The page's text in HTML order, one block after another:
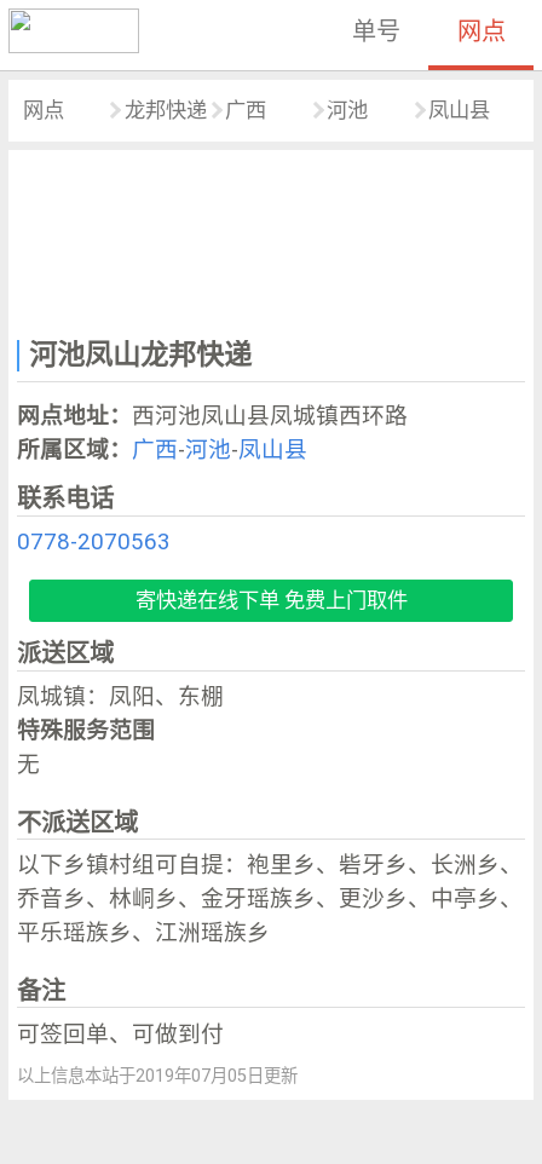
单号 网点
网点 龙邦快递 广西 河池 凤山县
河池凤山龙邦快递
网点地址： 西河池凤山县凤城镇西环路
所属区域： 广西-河池-凤山县
联系电话
0778-2070563
寄快递在线下单 免费上门取件
派送区域
凤城镇：凤阳、东棚
特殊服务范围
无
不派送区域
以下乡镇村组可自提：袍里乡、砦牙乡、长洲乡、
乔音乡、林峒乡、金牙瑶族乡、更沙乡、中亭乡、
平乐瑶族乡、江洲瑶族乡
备注
可签回单、可做到付
以上信息本站于2019年07月05日更新